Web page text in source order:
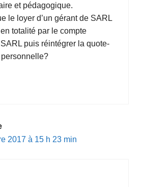
et pédagogique.
le loyer d’un gérant de SARL
totalité par le compte
puis réintégrer la quote-
2017 à 15 h 23 min